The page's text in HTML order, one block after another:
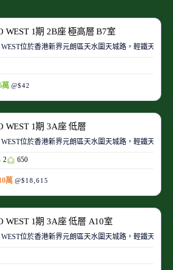
WEST 1期 2B座 極高層 B7室
位於香港新界元朗區天水圍天城路，輕鐵天榮
萬 @$42
WEST 1期 3A座 低層
位於香港新界元朗區天水圍天城路，輕鐵天榮
2 650
萬 @$18,615
WEST 1期 3A座 低層 A10室
位於香港新界元朗區天水圍天城路，輕鐵天榮